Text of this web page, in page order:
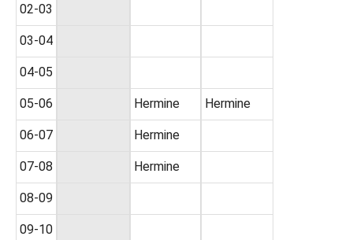
02-03
03-04
04-05
05-06
06-07
07-08
08-09
09-10
Hermine
Hermine
Hermine
Hermine